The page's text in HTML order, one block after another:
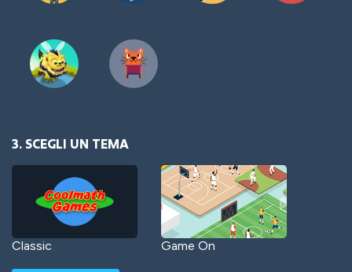
3. SCEGLI UN TEMA
Classic Game On